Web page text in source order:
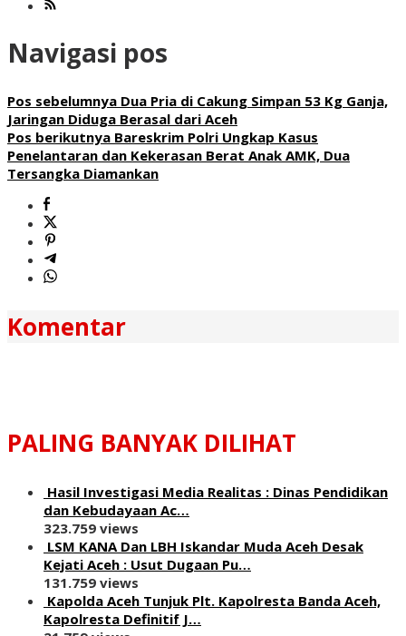
Navigasi pos
Pos sebelumnya Dua Pria di Cakung Simpan 53 Kg Ganja,
Jaringan Diduga Berasal dari Aceh
Pos berikutnya Bareskrim Polri Ungkap Kasus
Penelantaran dan Kekerasan Berat Anak AMK, Dua
Tersangka Diamankan
Komentar
PALING BANYAK DILIHAT
Hasil Investigasi Media Realitas : ‎Dinas Pendidikan
dan Kebudayaan Ac…
323.759 views
LSM KANA Dan LBH Iskandar Muda Aceh Desak
Kejati Aceh : Usut Dugaan Pu…
131.759 views
Kapolda Aceh Tunjuk Plt. Kapolresta Banda Aceh,
Kapolresta Definitif J…